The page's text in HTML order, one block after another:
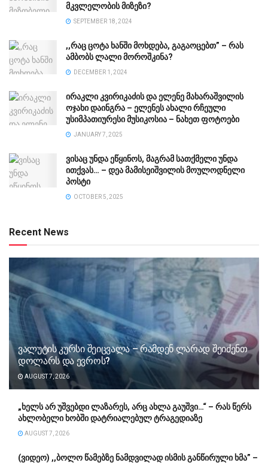
მკვლელობის მიზეზი?
SEPTEMBER 18, 2024
,,რაც ცოტა ხანში მოხდება, გაგაოცებთ” – რას
ამბობს ლალი მოროშკინა?
DECEMBER 1, 2024
ირაკლი კვირიკაძის და ელენე მახარაშვილის
ოჯახი დაინგრა – ელენეს ახალი რჩეული
უსიმპათიურესი მუსიკოსია – ნახეთ ფოტოები
JANUARY 7, 2025
ვისაც უნდა ეწყინოს, მაგრამ სათქმელი უნდა
ითქვას… – დეა მამისეიშვილის მოულოდნელი
პოსტი
OCTOBER 5, 2025
Recent News
ვალუტის კურსი შეიცვალა – რამდენ ლარად შეიძენთ
დოლარს და ევროს?
AUGUST 7, 2026
„ხელს არ უშვებდი ლაზარეს, არც ახლა გაუშვი…“ – რას წერს
ახლობელი ხობში დატრიალებულ ტრაგედიაზე
AUGUST 7, 2026
(ვიდეო) ,,ბოლო წამებზე ნამდვილად ისმის განწირული ხმა” –